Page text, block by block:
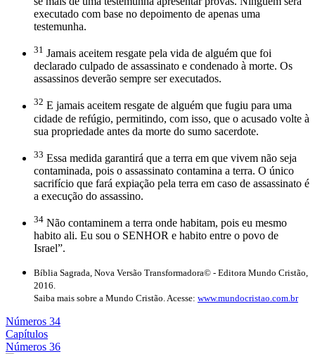
executado com base no depoimento de apenas uma
testemunha.
31 Jamais aceitem resgate pela vida de alguém que foi
declarado culpado de assassinato e condenado à morte. Os
assassinos deverão sempre ser executados.
32 E jamais aceitem resgate de alguém que fugiu para uma
cidade de refúgio, permitindo, com isso, que o acusado volte à
sua propriedade antes da morte do sumo sacerdote.
33 Essa medida garantirá que a terra em que vivem não seja
contaminada, pois o assassinato contamina a terra. O único
sacrifício que fará expiação pela terra em caso de assassinato é
a execução do assassino.
34 Não contaminem a terra onde habitam, pois eu mesmo
habito ali. Eu sou o SENHOR e habito entre o povo de
Israel”.
Bíblia Sagrada, Nova Versão Transformadora© - Editora Mundo Cristão,
2016.
Saiba mais sobre a Mundo Cristão. Acesse: www.mundocristao.com.br
Números 34
Capítulos
Números 36